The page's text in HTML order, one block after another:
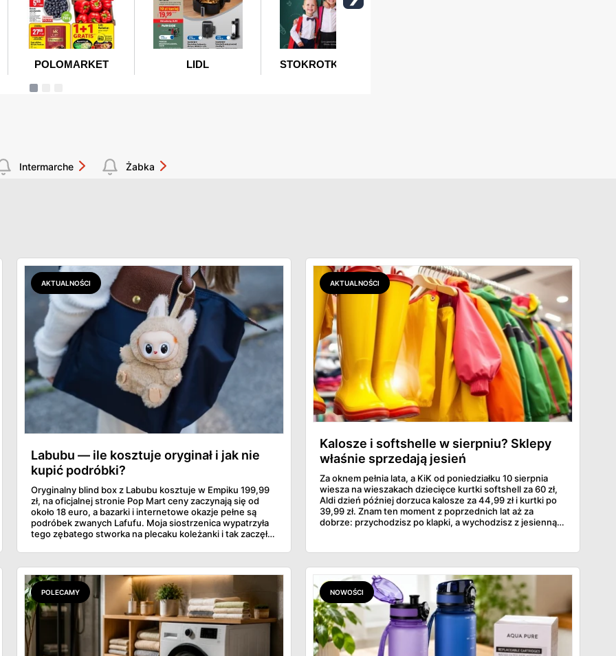
Intermarche Żabka
AKTUALNOŚCI
Labubu — ile kosztuje oryginał i jak nie
kupić podróbki?
Oryginalny blind box z Labubu kosztuje w Empiku 199,99
zł, na oficjalnej stronie Pop Mart ceny zaczynają się od
około 18 euro, a bazarki i internetowe okazje pełne są
podróbek zwanych Lafufu. Moja siostrzenica wypatrzyła
tego zębatego stworka na plecaku koleżanki i tak zaczęło
kosztuje i po czym poznać, że sprzedawca nie wciska nam
podróbki. Spisałam wszystko, czego się dowiedziałam —
łącznie z jedną wpadką, o której za chwilę.
AKTUALNOŚCI
Kalosze i softshelle w sierpniu? Sklepy
właśnie sprzedają jesień
Za oknem pełnia lata, a KiK od poniedziałku 10 sierpnia
wiesza na wieszakach dziecięce kurtki softshell za 60 zł,
Aldi dzień później dorzuca kalosze za 44,99 zł i kurtki po
39,99 zł. Znam ten moment z poprzednich lat aż za
dobrze: przychodzisz po klapki, a wychodzisz z jesienną
sens kupować jesień, zanim skończą się wakacje.
POLECAMY NOWOŚCI